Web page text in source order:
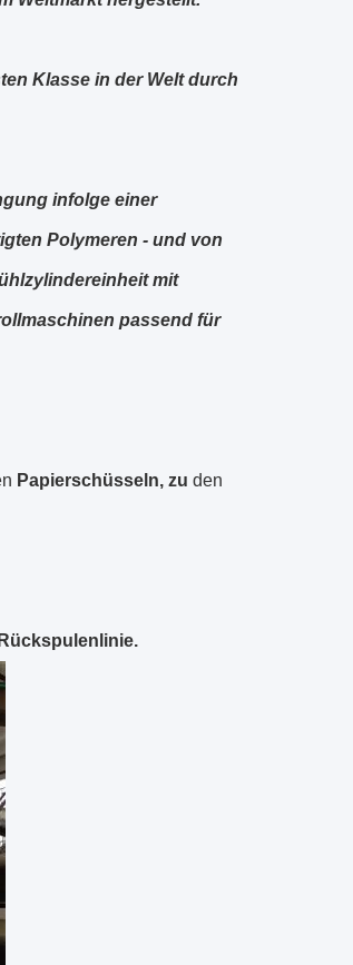
Klasse in der Welt durch
infolge einer
Polymeren - und von
mit
passend für
Papierschüsseln, zu den